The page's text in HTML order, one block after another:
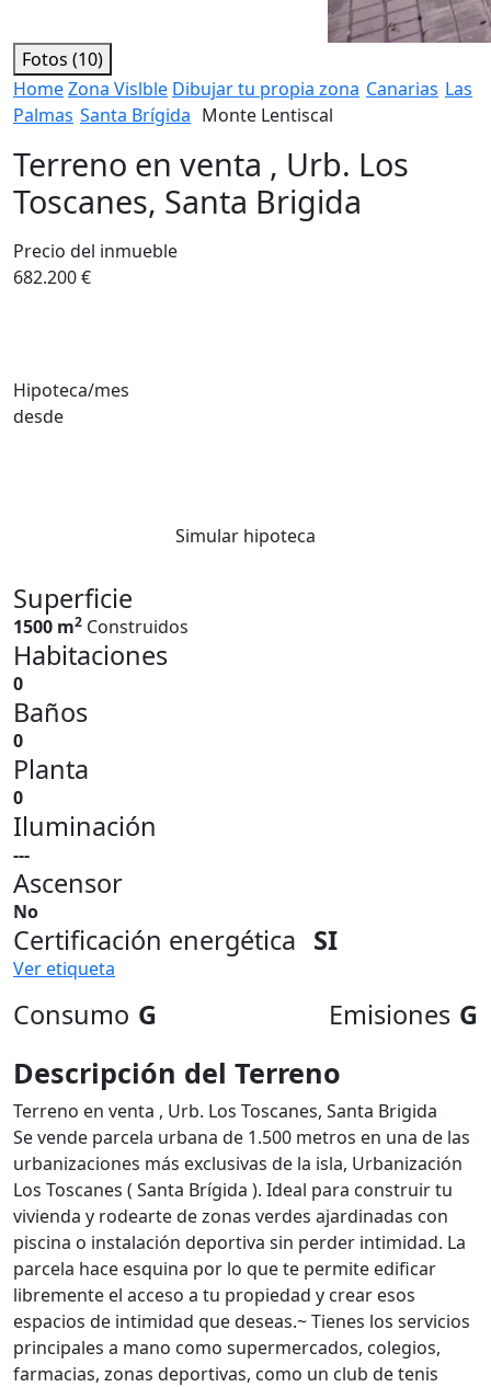
Fotos (10)
HomeZona Vislble Dibujar tu propia zona Canarias Las
Palmas Santa Brígida Monte Lentiscal
Terreno en venta , Urb. Los
Toscanes, Santa Brigida
Precio del inmueble
682.200 €
Hipoteca/mes
desde
Simular hipoteca
Superficie
1500 m2 Construidos
Habitaciones
0
Baños
0
Planta
0
Iluminación
---
Ascensor
No
Certificación energética SI
Ver etiqueta
Consumo G Emisiones G
Descripción del Terreno
Terreno en venta , Urb. Los Toscanes, Santa Brigida
Se vende parcela urbana de 1.500 metros en una de las
urbanizaciones más exclusivas de la isla, Urbanización
Los Toscanes ( Santa Brígida ). Ideal para construir tu
vivienda y rodearte de zonas verdes ajardinadas con
piscina o instalación deportiva sin perder intimidad. La
parcela hace esquina por lo que te permite edificar
libremente el acceso a tu propiedad y crear esos
espacios de intimidad que deseas.~ Tienes los servicios
principales a mano como supermercados, colegios,
farmacias, zonas deportivas, como un club de tenis